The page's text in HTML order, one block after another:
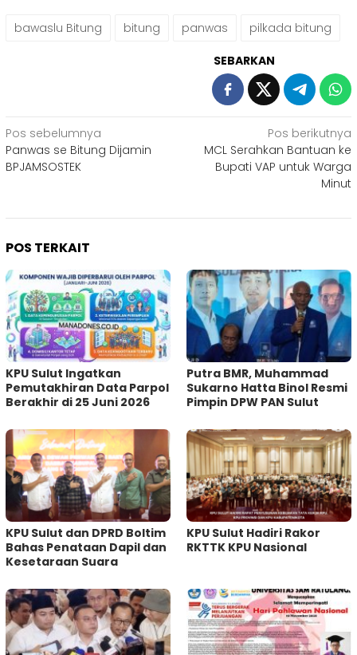
bawaslu Bitung bitung panwas pilkada bitung
SEBARKAN
Navigasi
pos
Pos sebelumnya
Panwas se Bitung Dijamin
BPJAMSOSTEK
Pos berikutnya
MCL Serahkan Bantuan ke
Bupati VAP untuk Warga
Minut
POS TERKAIT
KPU Sulut Ingatkan
Pemutakhiran Data Parpol
Berakhir di 25 Juni 2026
Putra BMR, Muhammad
Sukarno Hatta Binol Resmi
Pimpin DPW PAN Sulut
KPU Sulut dan DPRD Boltim
Bahas Penataan Dapil dan
Kesetaraan Suara
KPU Sulut Hadiri Rakor
RKTTK KPU Nasional